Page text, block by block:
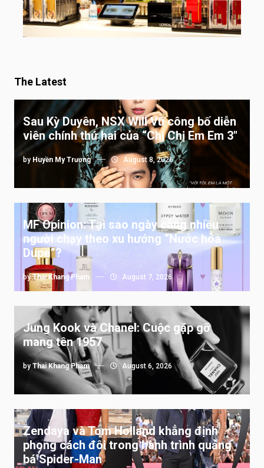
The Latest
Sau Kỳ Duyên, NSX Will Vũ công bố diễn
viên chính thứ hai của “Chị Chị Em Em 3″
by Huyền My Trương August 8, 2026
MF Opinion: Tại sao ngày càng nhiều
người chạy theo xu hướng “Nước hoa
Dupe”?
byThai Khang Pham August 7, 2026
Jung Kook và Chanel: Cuộc gặp gỡ
mang tên 1957
by Thai Khang Pham August 6, 2026
Zendaya và Tom Holland khẳng định
phong cách đôi trong hành trình quảng
bá Spider-Man